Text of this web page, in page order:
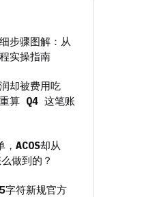
步骤图解：从
实操指南
却被费用吃
算 Q4 这笔账
ACOS却从
做到的？
符新规官方